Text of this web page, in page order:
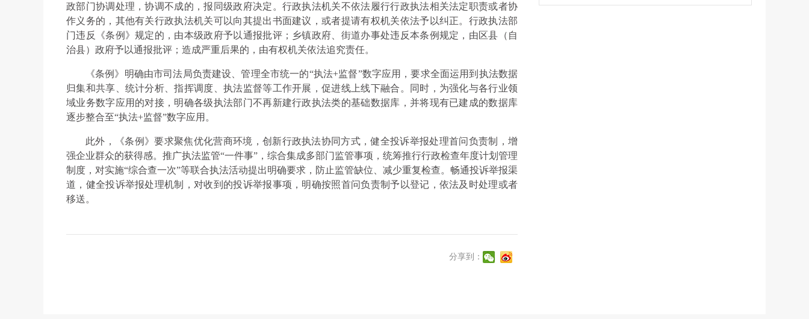
政部门协调处理，协调不成的，报同级政府决定。行政执法机关不依法履行行政执法相关法定职责或者协
作义务的，其他有关行政执法机关可以向其提出书面建议，或者提请有权机关依法予以纠正。行政执法部
门违反《条例》规定的，由本级政府予以通报批评；乡镇政府、街道办事处违反本条例规定，由区县（自
治县）政府予以通报批评；造成严重后果的，由有权机关依法追究责任。
《条例》明确由市司法局负责建设、管理全市统一的“执法+监督”数字应用，要求全面运用到执法数据
归集和共享、统计分析、指挥调度、执法监督等工作开展，促进线上线下融合。同时，为强化与各行业领
域业务数字应用的对接，明确各级执法部门不再新建行政执法类的基础数据库，并将现有已建成的数据库
逐步整合至“执法+监督”数字应用。
此外，《条例》要求聚焦优化营商环境，创新行政执法协同方式，健全投诉举报处理首问负责制，增
强企业群众的获得感。推广执法监管“一件事”，综合集成多部门监管事项，统筹推行行政检查年度计划管理
制度，对实施“综合查一次”等联合执法活动提出明确要求，防止监管缺位、减少重复检查。畅通投诉举报渠
道，健全投诉举报处理机制，对收到的投诉举报事项，明确按照首问负责制予以登记，依法及时处理或者
移送。
分享到：